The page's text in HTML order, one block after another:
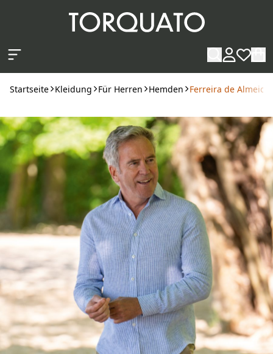
Startseite Kleidung Für Herren Hemden Ferreira de